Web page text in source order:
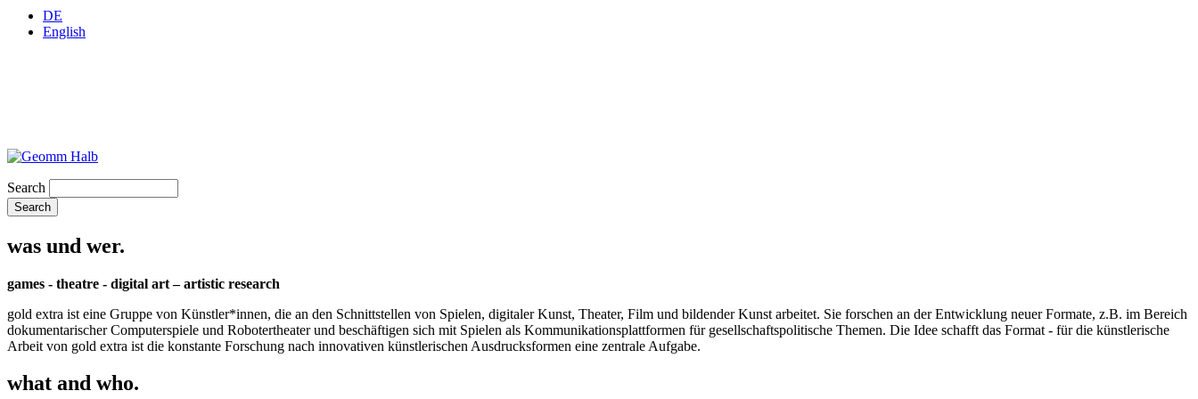
DE
English
Search
was und wer.
games - theatre - digital art – artistic research
gold extra ist eine Gruppe von Künstler*innen, die an den Schnittstellen von Spielen, digitaler Kunst, Theater, Film und bildender Kunst arbeitet. Sie forschen an der Entwicklung neuer Formate, z.B. im Bereich
dokumentarischer Computerspiele und Robotertheater und beschäftigen sich mit Spielen als Kommunikationsplattformen für gesellschaftspolitische Themen. Die Idee schafft das Format - für die künstlerische
Arbeit von gold extra ist die konstante Forschung nach innovativen künstlerischen Ausdrucksformen eine zentrale Aufgabe.
what and who.